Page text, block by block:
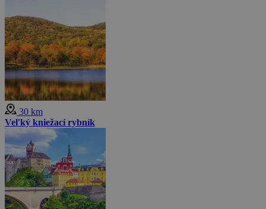
30 km
Veľký kniežací rybník